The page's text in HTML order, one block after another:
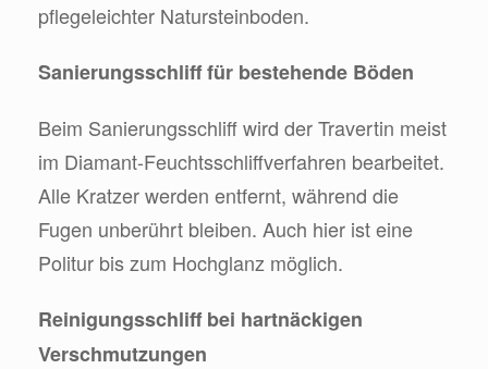
pflegeleichter Natursteinboden.
Sanierungsschliff für bestehende Böden
Beim Sanierungsschliff wird der Travertin meist
im Diamant-Feuchtsschliffverfahren bearbeitet.
Alle Kratzer werden entfernt, während die
Fugen unberührt bleiben. Auch hier ist eine
Politur bis zum Hochglanz möglich.
Reinigungsschliff bei hartnäckigen
Verschmutzungen